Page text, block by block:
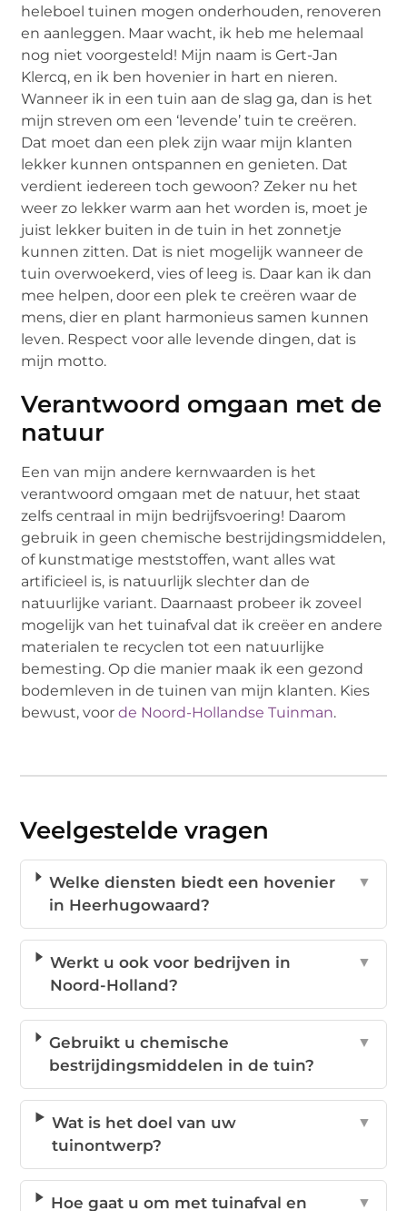
heleboel tuinen mogen onderhouden, renoveren
en aanleggen. Maar wacht, ik heb me helemaal
nog niet voorgesteld! Mijn naam is Gert-Jan
Klercq, en ik ben hovenier in hart en nieren.
Wanneer ik in een tuin aan de slag ga, dan is het
mijn streven om een ‘levende’ tuin te creëren.
Dat moet dan een plek zijn waar mijn klanten
lekker kunnen ontspannen en genieten. Dat
verdient iedereen toch gewoon? Zeker nu het
weer zo lekker warm aan het worden is, moet je
juist lekker buiten in de tuin in het zonnetje
kunnen zitten. Dat is niet mogelijk wanneer de
tuin overwoekerd, vies of leeg is. Daar kan ik dan
mee helpen, door een plek te creëren waar de
mens, dier en plant harmonieus samen kunnen
leven. Respect voor alle levende dingen, dat is
mijn motto.
Verantwoord omgaan met de
natuur
Een van mijn andere kernwaarden is het
verantwoord omgaan met de natuur, het staat
zelfs centraal in mijn bedrijfsvoering! Daarom
gebruik in geen chemische bestrijdingsmiddelen,
of kunstmatige meststoffen, want alles wat
artificieel is, is natuurlijk slechter dan de
natuurlijke variant. Daarnaast probeer ik zoveel
mogelijk van het tuinafval dat ik creëer en andere
materialen te recyclen tot een natuurlijke
bemesting. Op die manier maak ik een gezond
bodemleven in de tuinen van mijn klanten. Kies
bewust, voorde Noord-Hollandse Tuinman.
Veelgestelde vragen
Welke diensten biedt een hovenier
in Heerhugowaard?
▼
Werkt u ook voor bedrijven in
Noord-Holland?
▼
Gebruikt u chemische
bestrijdingsmiddelen in de tuin?
▼
Wat is het doel van uw
tuinontwerp?
▼
Hoe gaat u om met tuinafval en ▼